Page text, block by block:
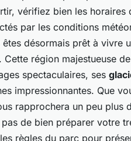
vérifiez bien les horaires
par les conditions
désormais prêt à vivre
. Cette région majestueuse
spectaculaires, ses
impressionnantes. Que
rapprochera un peu plus
de bien préparer votre
règles du parc pour